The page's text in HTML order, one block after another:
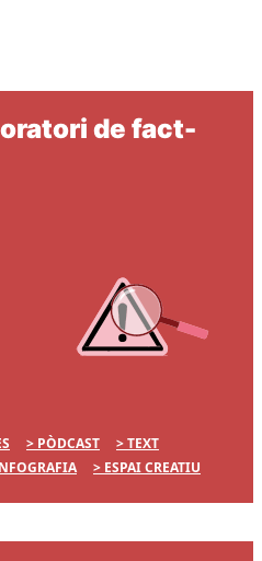
de fact-
PÒDCAST
TEXT
ESPAI CREATIU